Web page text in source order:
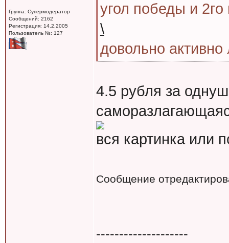
Группа: Супермодератор
Сообщений: 2162
Регистрация: 14.2.2005
Пользователь №: 127
угол победы и
\
довольно активно
4.5 рубля за
вся картинка или
Сообщение
--------------------